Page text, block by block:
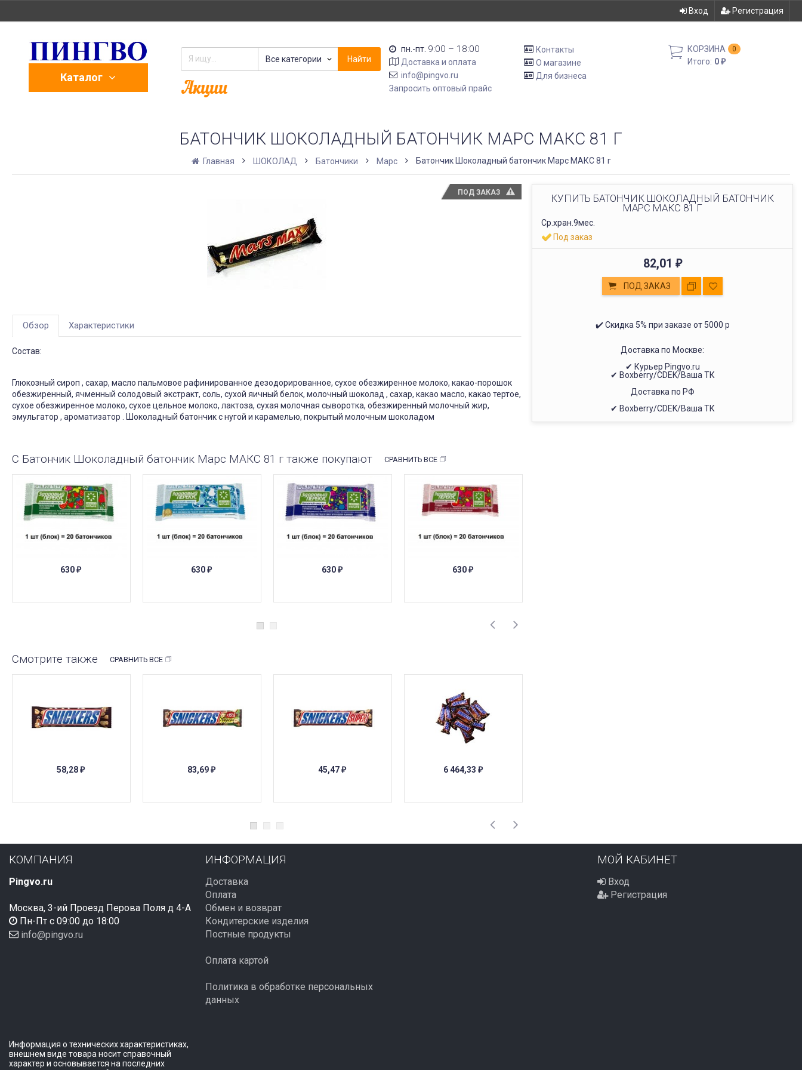
Вход Регистрация
Каталог
Все категории Найти
пн.-пт. 9:00 – 18:00
Доставка и оплата
info@pingvo.ru
Запросить оптовый прайс
Контакты
О магазине
Для бизнеса
КОРЗИНА 0
Итого: 0₽
БАТОНЧИК ШОКОЛАДНЫЙ БАТОНЧИК МАРС МАКС 81 Г
Главная ШОКОЛАД Батончики Марс Батончик Шоколадный батончик Марс МАКС 81 г
ПОД ЗАКАЗ
КУПИТЬ БАТОНЧИК ШОКОЛАДНЫЙ БАТОНЧИК
МАРС МАКС 81 Г
Ср.хран.9мес.
Под заказ
82,01 ₽
ПОД ЗАКАЗ
✔️ Скидка 5% при заказе от 5000 р
Доставка по Москве:
✔ Курьер Pingvo.ru
✔ Boxberry/CDEK/Ваша ТК
Доставка по РФ
✔ Boxberry/CDEK/Ваша ТК
Обзор Характеристики
Состав:
Глюкозный сироп , сахар, масло пальмовое рафинированное дезодорированное, сухое обезжиренное молоко, какао-порошок
обезжиренный, ячменный солодовый экстракт, соль, сухой яичный белок, молочный шоколад , сахар, какао масло, какао тертое,
сухое обезжиренное молоко, сухое цельное молоко, лактоза, сухая молочная сыворотка, обезжиренный молочный жир,
эмульгатор , ароматизатор . Шоколадный батончик с нугой и карамелью, покрытый молочным шоколадом
С Батончик Шоколадный батончик Марс МАКС 81 г также покупают СРАВНИТЬ ВСЕ
630 ₽ 630 ₽ 630 ₽ 630 ₽
Смотрите также СРАВНИТЬ ВСЕ
58,28 ₽ 83,69 ₽ 45,47 ₽ 6 464,33 ₽
КОМПАНИЯ
Pingvo.ru
Москва, 3-ий Проезд Перова Поля д 4-А
Пн-Пт с 09:00 до 18:00
info@pingvo.ru
ИНФОРМАЦИЯ
Доставка
Оплата
Обмен и возврат
Кондитерские изделия
Постные продукты
Оплата картой
Политика в обработке персональных
данных
МОЙ КАБИНЕТ
Вход
Регистрация
Информация о технических характеристиках,
внешнем виде товара носит справочный
характер и основывается на последних